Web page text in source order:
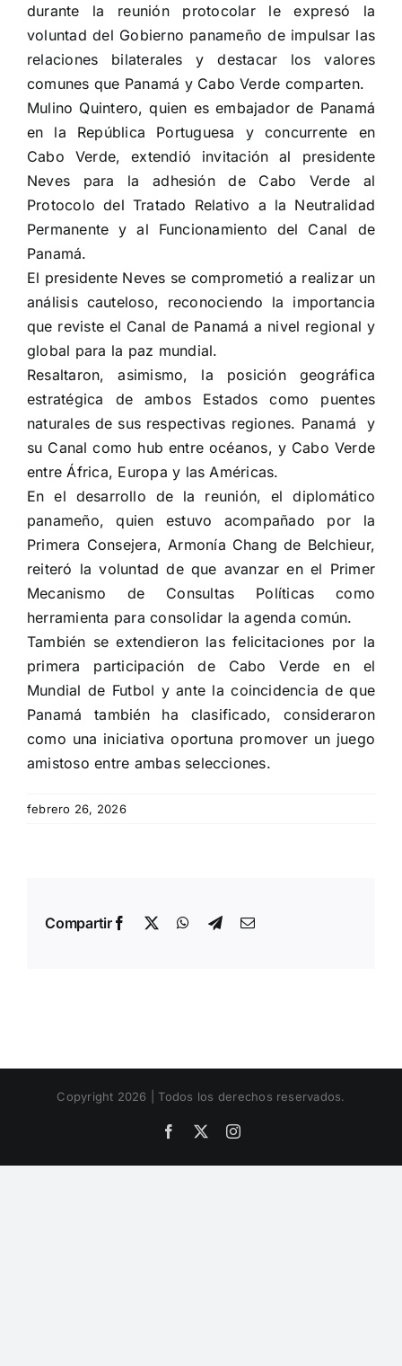
durante la reunión protocolar le expresó la
voluntad del Gobierno panameño de impulsar las
relaciones bilaterales y destacar los valores
comunes que Panamá y Cabo Verde comparten.
Mulino Quintero, quien es embajador de Panamá
en la República Portuguesa y concurrente en
Cabo Verde, extendió invitación al presidente
Neves para la adhesión de Cabo Verde al
Protocolo del Tratado Relativo a la Neutralidad
Permanente y al Funcionamiento del Canal de
Panamá.
El presidente Neves se comprometió a realizar un
análisis cauteloso, reconociendo la importancia
que reviste el Canal de Panamá a nivel regional y
global para la paz mundial.
Resaltaron, asimismo, la posición geográfica
estratégica de ambos Estados como puentes
naturales de sus respectivas regiones. Panamá y
su Canal como hub entre océanos, y Cabo Verde
entre África, Europa y las Américas.
En el desarrollo de la reunión, el diplomático
panameño, quien estuvo acompañado por la
Primera Consejera, Armonía Chang de Belchieur,
reiteró la voluntad de que avanzar en el Primer
Mecanismo de Consultas Políticas como
herramienta para consolidar la agenda común.
También se extendieron las felicitaciones por la
primera participación de Cabo Verde en el
Mundial de Futbol y ante la coincidencia de que
Panamá también ha clasificado, consideraron
como una iniciativa oportuna promover un juego
amistoso entre ambas selecciones.
febrero 26, 2026
Compartir Facebook WhatsApp
TelegramEmail
Copyright 2026 | Todos los derechos reservados.
Facebook Instagram